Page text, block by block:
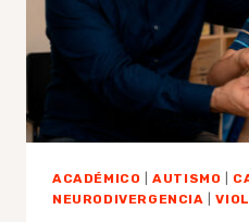
ACADÉMICO |AUTISMO
NEURODIVERGENCIA
|